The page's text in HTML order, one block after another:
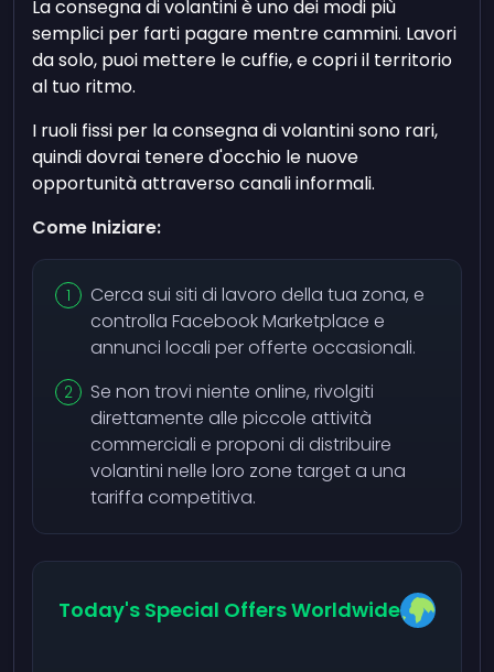
La consegna di volantini è uno dei modi più
semplici per farti pagare mentre cammini. Lavori
da solo, puoi mettere le cuffie, e copri il territorio
al tuo ritmo.
I ruoli fissi per la consegna di volantini sono rari,
quindi dovrai tenere d'occhio le nuove
opportunità attraverso canali informali.
Come Iniziare:
Cerca sui siti di lavoro della tua zona, e
controlla Facebook Marketplace e
annunci locali per offerte occasionali.
Se non trovi niente online, rivolgiti
direttamente alle piccole attività
commerciali e proponi di distribuire
volantini nelle loro zone target a una
tariffa competitiva.
Today's Special Offers Worldwide